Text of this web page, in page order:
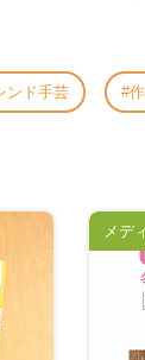
ンド手芸
メデ